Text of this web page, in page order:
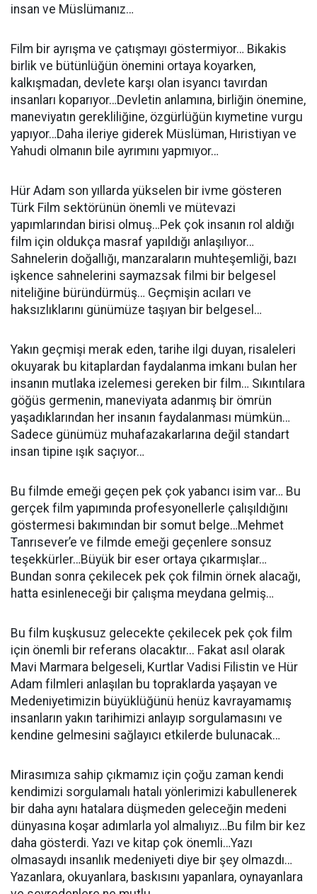
insan ve Müslümanız…
Film bir ayrışma ve çatışmayı göstermiyor… Bikakis
birlik ve bütünlüğün önemini ortaya koyarken,
kalkışmadan, devlete karşı olan isyancı tavırdan
insanları koparıyor…Devletin anlamına, birliğin önemine,
maneviyatın gerekliliğine, özgürlüğün kıymetine vurgu
yapıyor…Daha ileriye giderek Müslüman, Hıristiyan ve
Yahudi olmanın bile ayrımını yapmıyor…
Hür Adam son yıllarda yükselen bir ivme gösteren
Türk Film sektörünün önemli ve mütevazi
yapımlarından birisi olmuş…Pek çok insanın rol aldığı
film için oldukça masraf yapıldığı anlaşılıyor…
Sahnelerin doğallığı, manzaraların muhteşemliği, bazı
işkence sahnelerini saymazsak filmi bir belgesel
niteliğine büründürmüş… Geçmişin acıları ve
haksızlıklarını günümüze taşıyan bir belgesel…
Yakın geçmişi merak eden, tarihe ilgi duyan, risaleleri
okuyarak bu kitaplardan faydalanma imkanı bulan her
insanın mutlaka izelemesi gereken bir film… Sıkıntılara
göğüs germenin, maneviyata adanmış bir ömrün
yaşadıklarından her insanın faydalanması mümkün…
Sadece günümüz muhafazakarlarına değil standart
insan tipine ışık saçıyor…
Bu filmde emeği geçen pek çok yabancı isim var… Bu
gerçek film yapımında profesyonellerle çalışıldığını
göstermesi bakımından bir somut belge…Mehmet
Tanrısever’e ve filmde emeği geçenlere sonsuz
teşekkürler…Büyük bir eser ortaya çıkarmışlar…
Bundan sonra çekilecek pek çok filmin örnek alacağı,
hatta esinleneceği bir çalışma meydana gelmiş…
Bu film kuşkusuz gelecekte çekilecek pek çok film
için önemli bir referans olacaktır... Fakat asıl olarak
Mavi Marmara belgeseli, Kurtlar Vadisi Filistin ve Hür
Adam filmleri anlaşılan bu topraklarda yaşayan ve
Medeniyetimizin büyüklüğünü henüz kavrayamamış
insanların yakın tarihimizi anlayıp sorgulamasını ve
kendine gelmesini sağlayıcı etkilerde bulunacak…
Mirasımıza sahip çıkmamız için çoğu zaman kendi
kendimizi sorgulamalı hatalı yönlerimizi kabullenerek
bir daha aynı hatalara düşmeden geleceğin medeni
dünyasına koşar adımlarla yol almalıyız…Bu film bir kez
daha gösterdi. Yazı ve kitap çok önemli…Yazı
olmasaydı insanlık medeniyeti diye bir şey olmazdı…
Yazanlara, okuyanlara, baskısını yapanlara, oynayanlara